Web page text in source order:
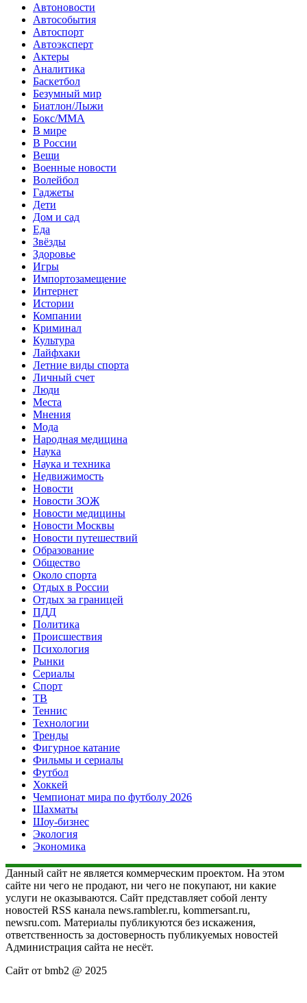
Автоновости
Автособытия
Автоспорт
Автоэксперт
Актеры
Аналитика
Баскетбол
Безумный мир
Биатлон/Лыжи
Бокс/MMA
В мире
В России
Вещи
Военные новости
Волейбол
Гаджеты
Дети
Дом и сад
Еда
Звёзды
Здоровье
Игры
Импортозамещение
Интернет
Истории
Компании
Криминал
Культура
Лайфхаки
Летние виды спорта
Личный счет
Люди
Места
Мнения
Мода
Народная медицина
Наука
Наука и техника
Недвижимость
Новости
Новости ЗОЖ
Новости медицины
Новости Москвы
Новости путешествий
Образование
Общество
Около спорта
Отдых в России
Отдых за границей
ПДД
Политика
Происшествия
Психология
Рынки
Сериалы
Спорт
ТВ
Теннис
Технологии
Тренды
Фигурное катание
Фильмы и сериалы
Футбол
Хоккей
Чемпионат мира по футболу 2026
Шахматы
Шоу-бизнес
Экология
Экономика
Данный сайт не является коммерческим проектом. На этом
сайте ни чего не продают, ни чего не покупают, ни какие
услуги не оказываются. Сайт представляет собой ленту
новостей RSS канала news.rambler.ru, kommersant.ru,
newsru.com. Материалы публикуются без искажения,
ответственность за достоверность публикуемых новостей
Администрация сайта не несёт.
Сайт от bmb2 @ 2025